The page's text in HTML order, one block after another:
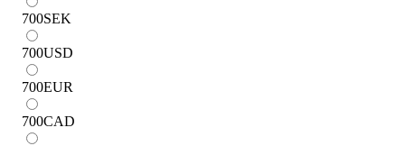
700SEK
700USD
700EUR
700CAD